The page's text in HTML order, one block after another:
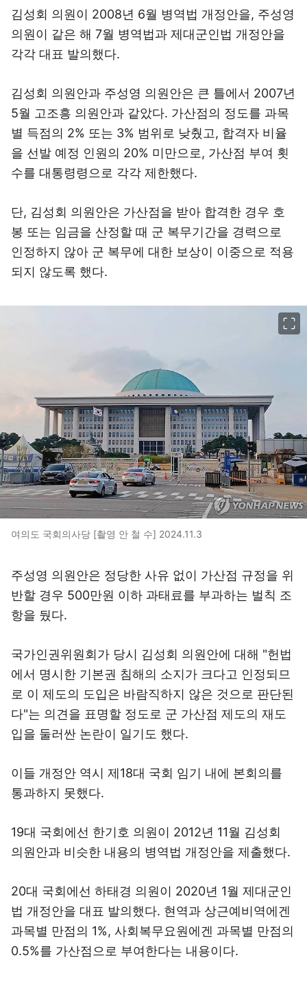
김성회 의원이 2008년 6월 병역법 개정안을, 주성영
의원이 같은 해 7월 병역법과 제대군인법 개정안을
각각 대표 발의했다.
김성회 의원안과 주성영 의원안은 큰 틀에서 2007년
5월 고조흥 의원안과 같았다. 가산점의 정도를 과목
별 득점의 2% 또는 3% 범위로 낮췄고, 합격자 비율
을 선발 예정 인원의 20% 미만으로, 가산점 부여 횟
수를 대통령령으로 각각 제한했다.
단, 김성회 의원안은 가산점을 받아 합격한 경우 호
봉 또는 임금을 산정할 때 군 복무기간을 경력으로
인정하지 않아 군 복무에 대한 보상이 이중으로 적용
되지 않도록 했다.
여의도 국회의사당 [촬영 안 철 수] 2024.11.3
주성영 의원안은 정당한 사유 없이 가산점 규정을 위
반할 경우 500만원 이하 과태료를 부과하는 벌칙 조
항을 뒀다.
국가인권위원회가 당시 김성회 의원안에 대해 "헌법
에서 명시한 기본권 침해의 소지가 크다고 인정되므
로 이 제도의 도입은 바람직하지 않은 것으로 판단된
다"는 의견을 표명할 정도로 군 가산점 제도의 재도
입을 둘러싼 논란이 일기도 했다.
이들 개정안 역시 제18대 국회 임기 내에 본회의를
통과하지 못했다.
19대 국회에선 한기호 의원이 2012년 11월 김성회
의원안과 비슷한 내용의 병역법 개정안을 제출했다.
20대 국회에선 하태경 의원이 2020년 1월 제대군인
법 개정안을 대표 발의했다. 현역과 상근예비역에겐
과목별 만점의 1%, 사회복무요원에겐 과목별 만점의
0.5%를 가산점으로 부여한다는 내용이다.